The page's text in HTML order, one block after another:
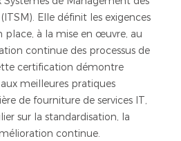
Elle définit les exigences
place, à la mise en œuvre, au
continue des processus de
certification démontre
aux meilleures pratiques
de fourniture de services IT,
sur la standardisation, la
continue.